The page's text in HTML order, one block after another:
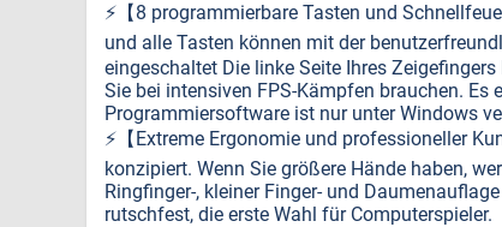
⚡️【8 programmierbare Tasten und
und alle Tasten können mit der
eingeschaltet Die linke Seite Ihres
Sie bei intensiven FPS-Kämpfen brauchen. Es
Programmiersoftware ist nur unter Windows
⚡️【Extreme Ergonomie und professioneller
konzipiert. Wenn Sie größere Hände haben,
Ringfinger-, kleiner Finger- und
rutschfest, die erste Wahl für Computerspieler.